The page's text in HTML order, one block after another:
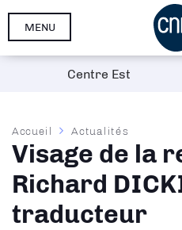
Aller
MENU
Fil
d'Ariane
Accueil Actualités
Visage de la
Richard
traducteur